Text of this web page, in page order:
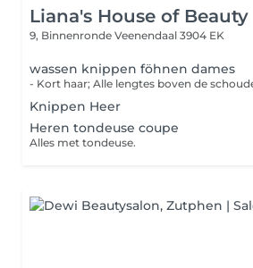
Liana's House of Beauty
9, Binnenronde Veenendaal 3904 EK
wassen knippen föhnen dames
Knippen Heer
Heren tondeuse coupe
Alles met tondeuse.